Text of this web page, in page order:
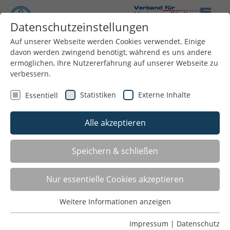
Menü
Wettkämpfe
Ausschreibungen, Ergebnisse und aktuelle
Informationen zu Wettkämpfen im Laser-Run und im
Datenschutzeinstellungen
Auf unserer Webseite werden Cookies verwendet. Einige
davon werden zwingend benötigt, während es uns andere
ermöglichen, Ihre Nutzererfahrung auf unserer Webseite zu
verbessern.
Essentiell Statistiken Externe Inhalte
Alle akzeptieren
Speichern & schließen
Nur essentielle Cookies akzeptieren
Essentielle Cookies werden für grundlegende Funktionen
Weitere Informationen anzeigen
Impressum | Datenschutz